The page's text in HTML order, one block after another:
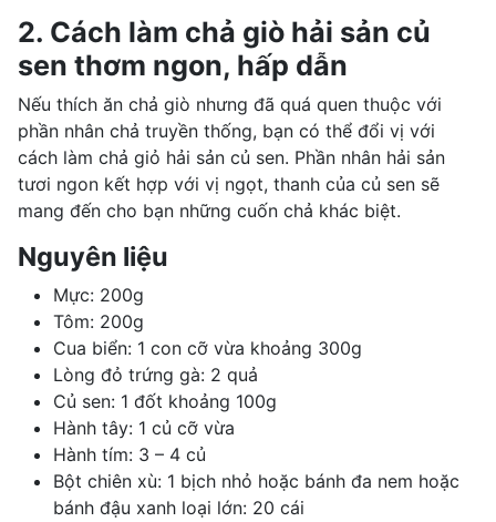
2. Cách làm chả giò hải sản củ
sen thơm ngon, hấp dẫn
Nếu thích ăn chả giò nhưng đã quá quen thuộc với
phần nhân chả truyền thống, bạn có thể đổi vị với
cách làm chả giỏ hải sản củ sen. Phần nhân hải sản
tươi ngon kết hợp với vị ngọt, thanh của củ sen sẽ
mang đến cho bạn những cuốn chả khác biệt.
Nguyên liệu
Mực: 200g
Tôm: 200g
Cua biển: 1 con cỡ vừa khoảng 300g
Lòng đỏ trứng gà: 2 quả
Củ sen: 1 đốt khoảng 100g
Hành tây: 1 củ cỡ vừa
Hành tím: 3 – 4 củ
Bột chiên xù: 1 bịch nhỏ hoặc bánh đa nem hoặc
bánh đậu xanh loại lớn: 20 cái